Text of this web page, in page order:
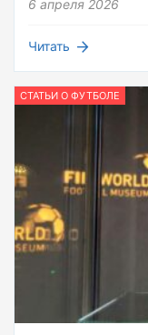
6 апреля 2026
Читать
СТАТЬИ О ФУТБОЛЕ